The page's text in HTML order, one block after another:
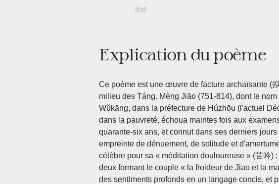
孟郊
Explication du poème
Ce poème est une œuvre de facture archaïsante (
milieu des Táng. Mèng Jiāo (751‑814), dont le
Wǔkāng, dans la préfecture de Húzhōu (l'actuel
dans la pauvreté, échoua maintes fois aux
quarante‑six ans, et connut dans ses derniers
empreinte de dénuement, de solitude et
célèbre pour sa « méditation douloureuse » (苦吟)
deux formant le couple « la froideur de Jiāo et la
des sentiments profonds en un langage concis, et